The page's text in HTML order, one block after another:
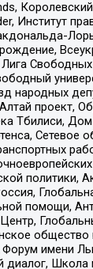
Институт
Тбилиси,
политики,
помощи,
имени